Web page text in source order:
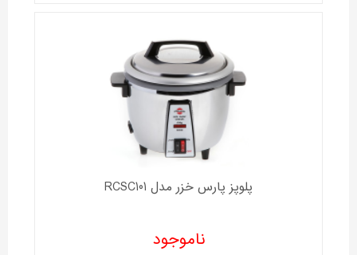
پلوپز پارس خزر مدل RCSC101
ناموجود